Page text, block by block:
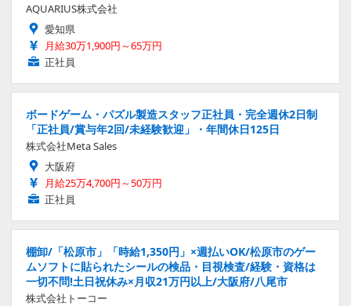
AQUARIUS株式会社
愛知県
月給30万1,900円～65万円
正社員
ボードゲーム・パズル製造スタッフ正社員・完全週休2日制
「正社員/賞与年2回/未経験歓迎」・年間休日125日
株式会社Meta Sales
大阪府
月給25万4,700円～50万円
正社員
棚卸/「松原市」「時給1,350円」×週払いOK/松原市のゲー
ムソフトに貼られたシールの検品・目視検査/経験・資格は
一切不問!土日祝休み×月収21万円以上/大阪府/八尾市
株式会社トーコー